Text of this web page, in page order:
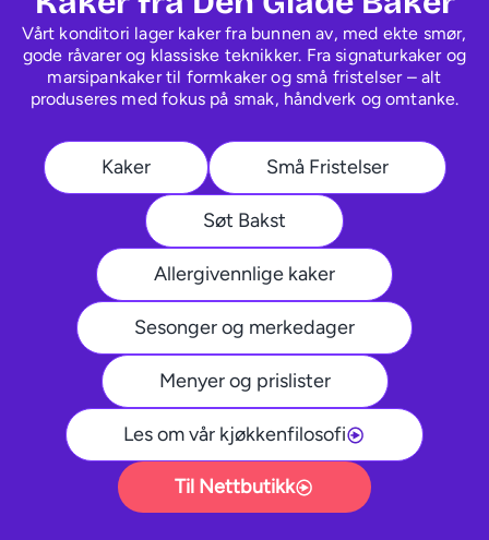
Vårt konditori lager kaker fra bunnen av, med ekte smør,
gode råvarer og klassiske teknikker. Fra signaturkaker og
marsipankaker til formkaker og små fristelser – alt
produseres med fokus på smak, håndverk og omtanke.
Kaker Små Fristelser
Søt Bakst
Allergivennlige kaker
Sesonger og merkedager
Menyer og prislister
Les om vår kjøkkenfilosofi
Til Nettbutikk